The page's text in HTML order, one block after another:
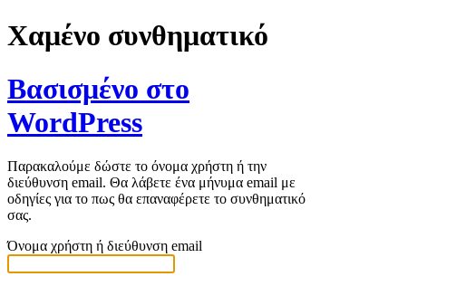
Χαμένο συνθηματικό
Βασισμένο στο
WordPress
Παρακαλούμε δώστε το όνομα χρήστη ή την
διεύθυνση email. Θα λάβετε ένα μήνυμα email με
οδηγίες για το πως θα επαναφέρετε το συνθηματικό
σας.
Όνομα χρήστη ή διεύθυνση email